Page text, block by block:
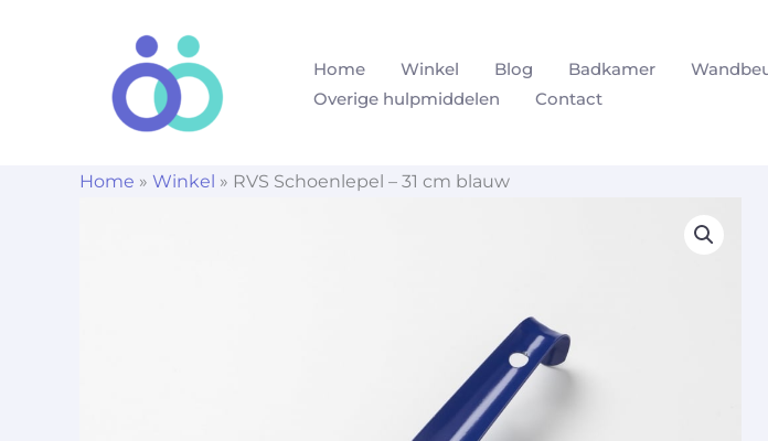
Home Winkel Blog Badkamer
Overige hulpmiddelen
Contact
Home » Winkel » RVS Schoenlepel – 31 cm blauw